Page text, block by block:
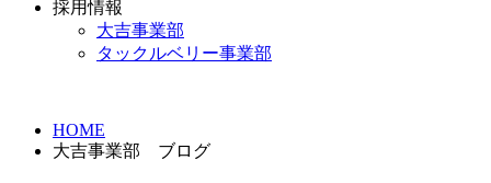
採用情報
大吉事業部
タックルベリー事業部
HOME
大吉事業部 ブログ